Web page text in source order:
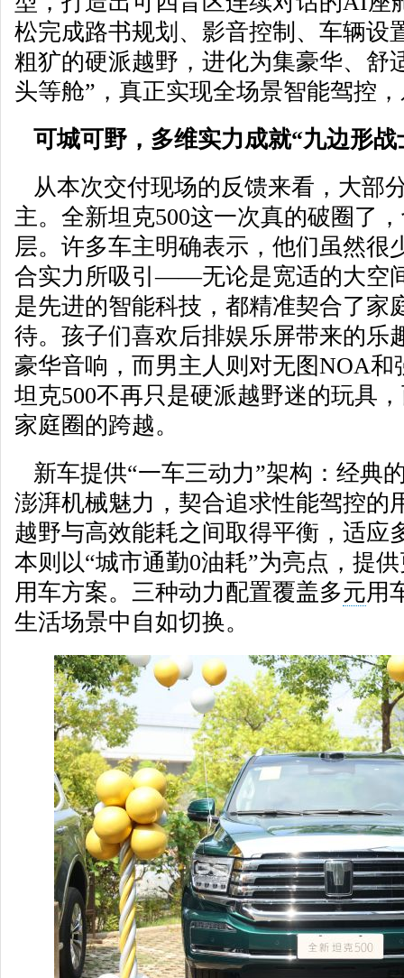
松完成路书规划、影音控制、车辆设
粗犷的硬派越野，进化为集豪华、舒
头等舱”，真正实现全场景智能驾控
可城可野，多维实力成就“九边形战
从本次交付现场的反馈来看，大部
主。全新坦克500这一次真的破圈了
层。许多车主明确表示，他们虽然很
合实力所吸引——无论是宽适的大空
是先进的智能科技，都精准契合了家
待。孩子们喜欢后排娱乐屏带来的乐
豪华音响，而男主人则对无图NOA
坦克500不再只是硬派越野迷的玩具
家庭圈的跨越。
新车提供“一车三动力”架构：经典
澎湃机械魅力，契合追求性能驾控的
越野与高效能耗之间取得平衡，适应
本则以“城市通勤0油耗”为亮点，提
用车方案。三种动力配置覆盖多元用
生活场景中自如切换。